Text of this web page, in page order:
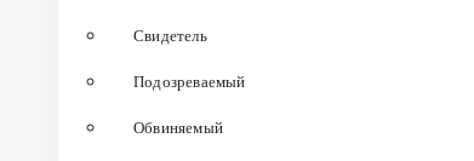
Свидетель
Подозреваемый
Обвиняемый